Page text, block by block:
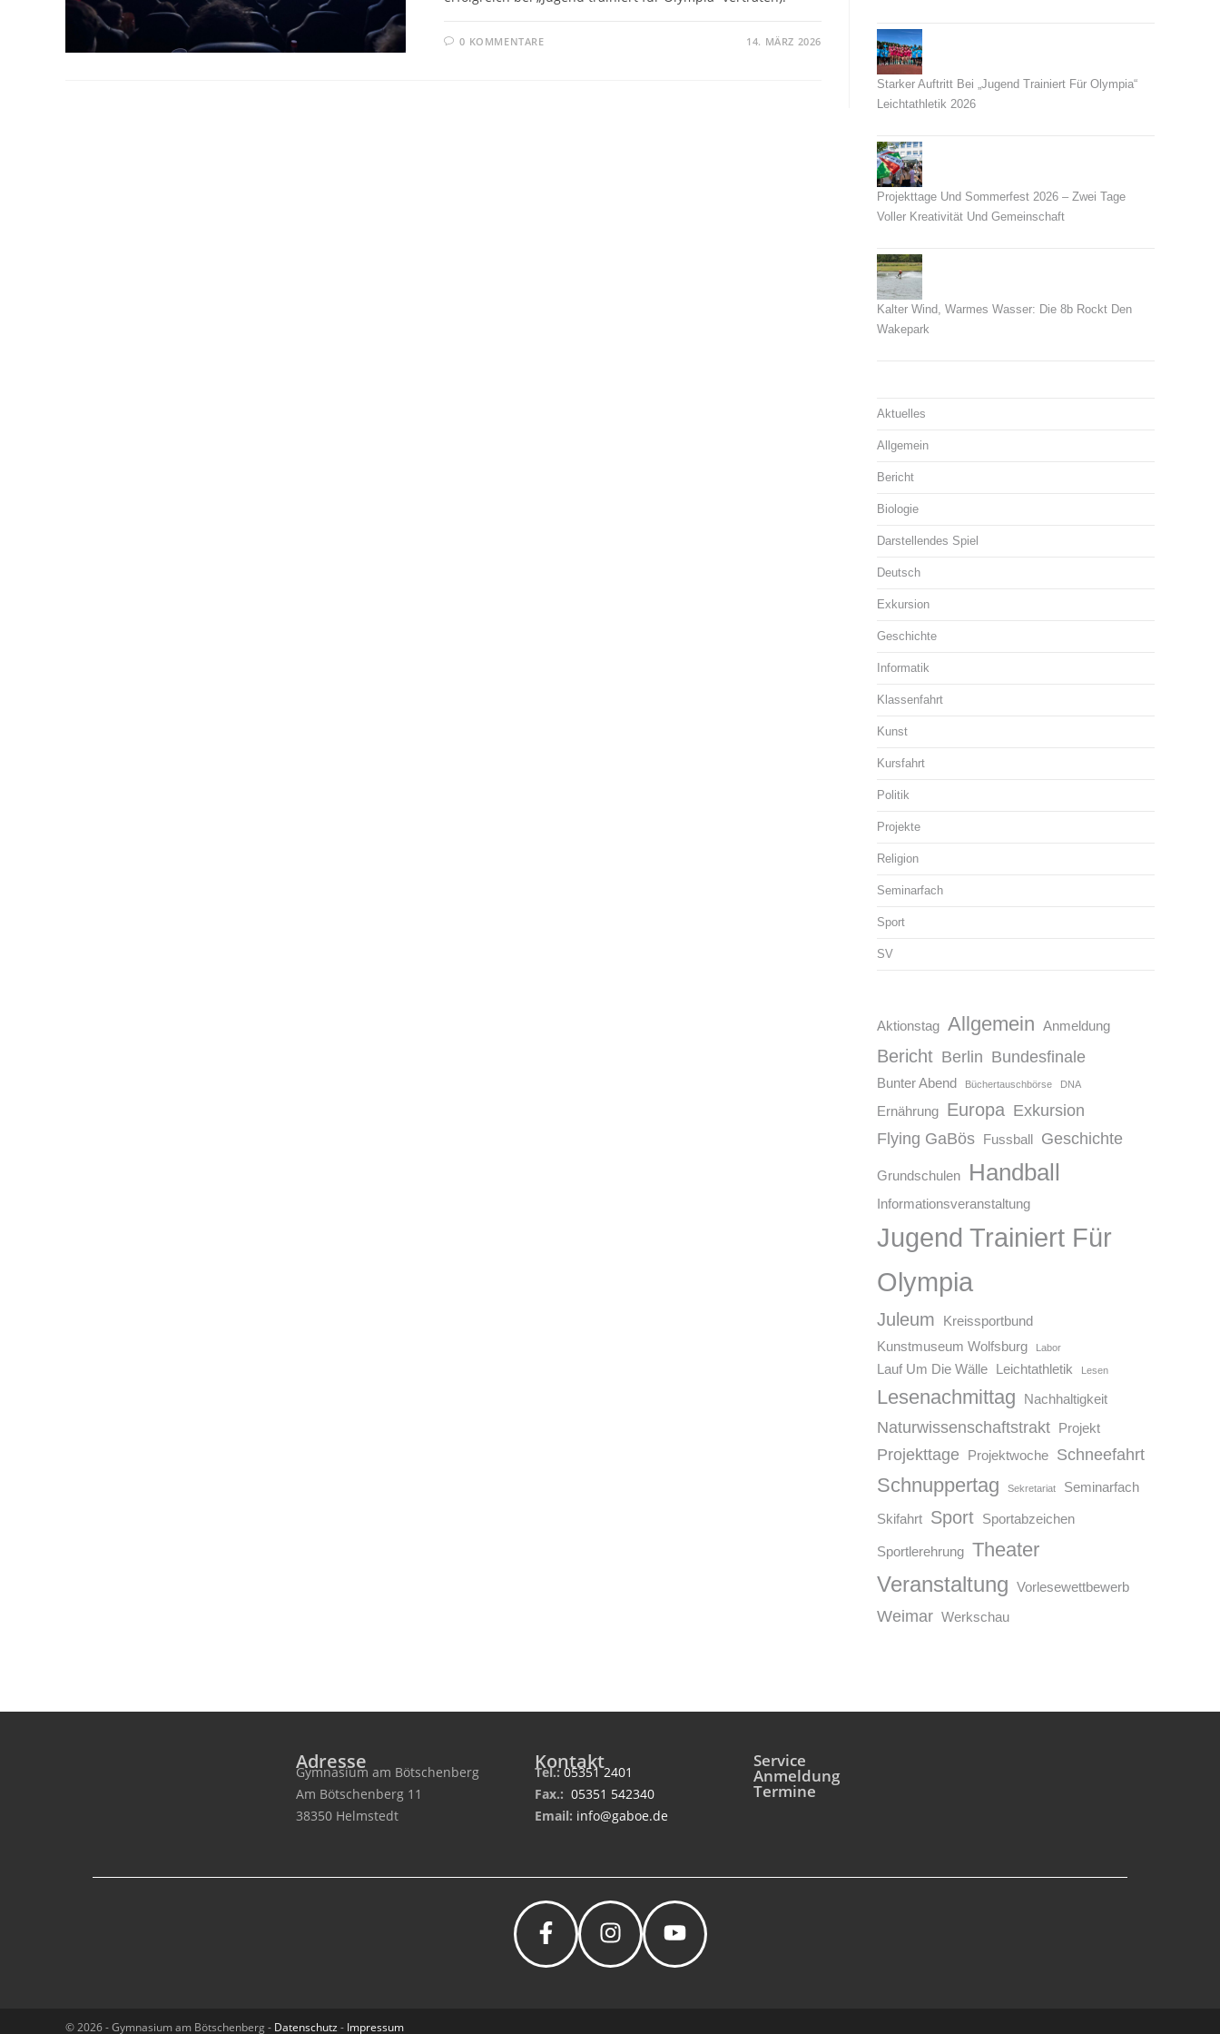
0 KOMMENTARE 14. MÄRZ 2026
Starker Auftritt Bei „Jugend Trainiert Für Olympia“
Leichtathletik 2026
Projekttage Und Sommerfest 2026 – Zwei Tage
Voller Kreativität Und Gemeinschaft
Kalter Wind, Warmes Wasser: Die 8b Rockt Den
Wakepark
Aktuelles
Allgemein
Bericht
Biologie
Darstellendes Spiel
Deutsch
Exkursion
Geschichte
Informatik
Klassenfahrt
Kunst
Kursfahrt
Politik
Projekte
Religion
Seminarfach
Sport
SV
Aktionstag Allgemein Anmeldung
Bericht Berlin Bundesfinale
Bunter Abend Büchertauschbörse DNA
Ernährung Europa Exkursion
Flying GaBös Fussball Geschichte
Grundschulen Handball
Informationsveranstaltung
Jugend Trainiert Für
Olympia
Juleum
Kreissportbund
Kunstmuseum Wolfsburg
Labor
Lauf Um Die Wälle Leichtathletik Lesen
Lesenachmittag Nachhaltigkeit
Naturwissenschaftstrakt Projekt
Projekttage Projektwoche Schneefahrt
Schnuppertag Sekretariat Seminarfach
Skifahrt Sport Sportabzeichen
Sportlerehrung Theater
Veranstaltung Vorlesewettbewerb
Weimar Werkschau
Adresse
Gymnasium am Bötschenberg
Am Bötschenberg 11
38350 Helmstedt
Kontakt
Tel.:05351 2401
Fax.: 05351 542340
Email: info@gaboe.de
Service
Anmeldung
Termine
© 2026 - Gymnasium am Bötschenberg - Datenschutz - Impressum